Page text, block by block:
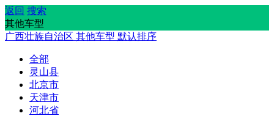
返回 搜索
其他车型
广西壮族自治区 其他车型 默认排序
全部
灵山县
北京市
天津市
河北省